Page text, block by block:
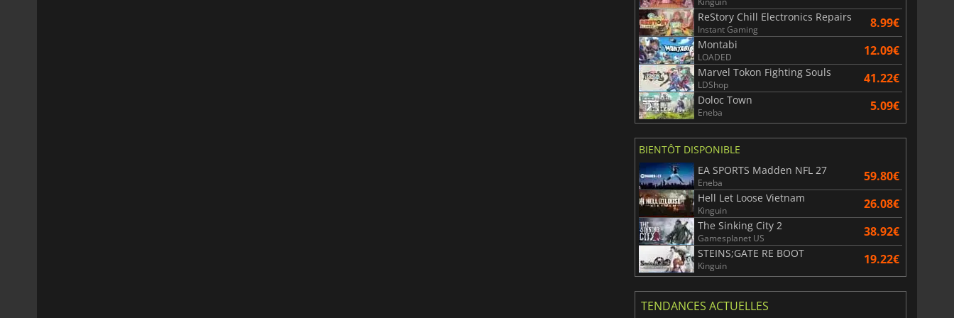
ReStory Chill Electronics Repairs
Instant Gaming 8.99€
Montabi
LOADED 12.09€
Marvel Tokon Fighting Souls
LDShop 41.22€
Doloc Town
Eneba 5.09€
BIENTÔT DISPONIBLE
EA SPORTS Madden NFL 27
Eneba 59.80€
Hell Let Loose Vietnam
Kinguin 26.08€
The Sinking City 2
Gamesplanet US 38.92€
STEINS;GATE RE BOOT
Kinguin 19.22€
TENDANCES ACTUELLES